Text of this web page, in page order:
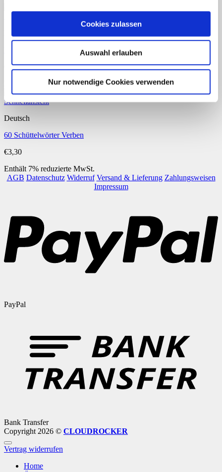
Cookies zulassen
Auswahl erlauben
Nur notwendige Cookies verwenden
3,90
Enthält 7% reduzierte MwSt.
Schnellansicht
Deutsch
60 Schüttelwörter Verben
€3,30
Enthält 7% reduzierte MwSt.
AGB Datenschutz Widerruf Versand & Lieferung Zahlungsweisen
Impressum
PayPal
Bank Transfer
Copyright 2026 © CLOUDROCKER
Vertrag widerrufen
Home